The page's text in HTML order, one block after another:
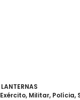
LANTERNAS
Exército, Militar, Polícia,